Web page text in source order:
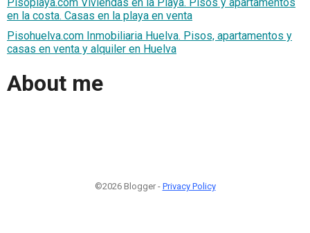
en la costa. Casas en la playa en venta
Pisohuelva.com Inmobiliaria Huelva. Pisos, apartamentos y
casas en venta y alquiler en Huelva
About me
©2026 Blogger - Privacy Policy